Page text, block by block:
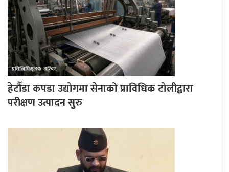
हेटौँडा कपडा उद्योगमा सेनाको प्राविधिक टोलीद्वारा
परीक्षण उत्पादन सुरु